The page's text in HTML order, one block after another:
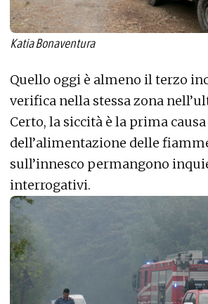
Katia Bonaventura
Quello oggi è almeno il terzo
verifica nella stessa zona
Certo, la siccità è la prima causa
dell’alimentazione delle
sull’innesco permangono
interrogativi.